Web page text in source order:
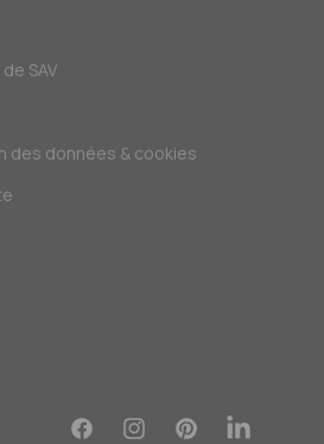
SAV
des données & cookies